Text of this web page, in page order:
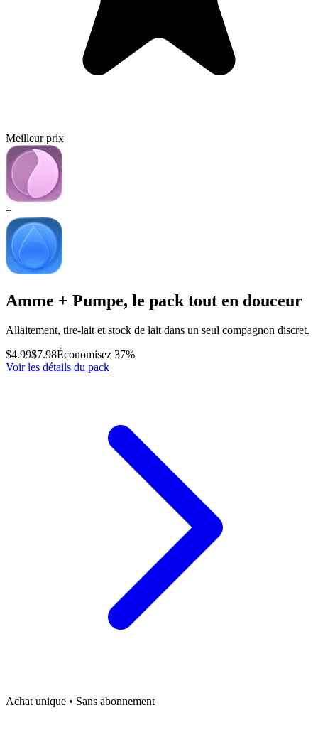
Meilleur prix
+
Amme + Pumpe, le pack tout en douceur
Allaitement, tire-lait et stock de lait dans un seul compagnon discret.
$4.99$7.98Économisez 37%
Voir les détails du pack
Achat unique • Sans abonnement